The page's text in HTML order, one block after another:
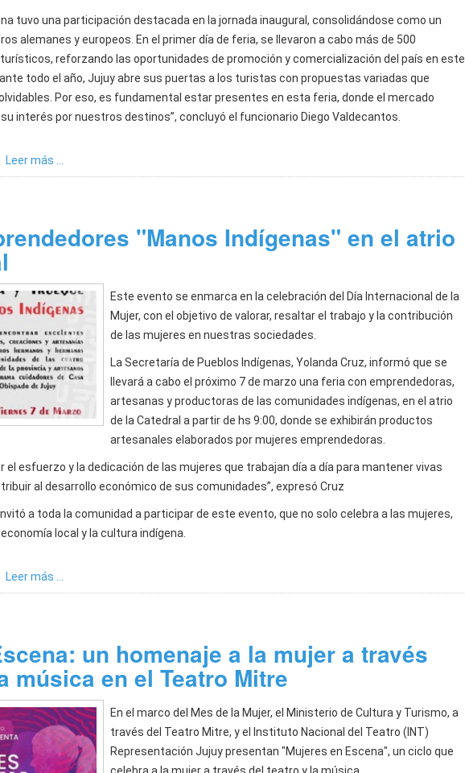
tuvo una participación destacada en la jornada inaugural, consolidándose como un
alemanes y europeos. En el primer día de feria, se llevaron a cabo más de 500
reforzando las oportunidades de promoción y comercialización del país en este
todo el año, Jujuy abre sus puertas a los turistas con propuestas variadas que
Por eso, es fundamental estar presentes en esta feria, donde el mercado
interés por nuestros destinos”, concluyó el funcionario Diego Valdecantos.
Leer más ...
"Manos Indígenas" en el atrio
Este evento se enmarca en la celebración del Día Internacional de la
Mujer, con el objetivo de valorar, resaltar el trabajo y la contribución
de las mujeres en nuestras sociedades.
La Secretaría de Pueblos Indígenas, Yolanda Cruz, informó que se
llevará a cabo el próximo 7 de marzo una feria con emprendedoras,
artesanas y productoras de las comunidades indígenas, en el atrio
de la Catedral a partir de hs 9:00, donde se exhibirán productos
artesanales elaborados por mujeres emprendedoras.
el esfuerzo y la dedicación de las mujeres que trabajan día a día para mantener vivas
al desarrollo económico de sus comunidades”, expresó Cruz
a toda la comunidad a participar de este evento, que no solo celebra a las mujeres,
local y la cultura indígena.
Leer más ...
un homenaje a la mujer a través
música en el Teatro Mitre
En el marco del Mes de la Mujer, el Ministerio de Cultura y Turismo, a
través del Teatro Mitre, y el Instituto Nacional del Teatro (INT)
Representación Jujuy presentan "Mujeres en Escena", un ciclo que